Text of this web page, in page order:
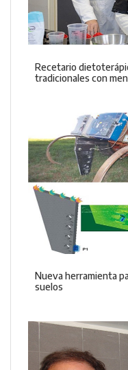
Recetario
tradicionales con
Nueva herramienta
suelos